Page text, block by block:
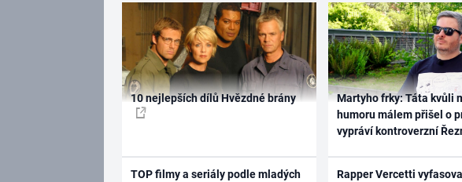
10 nejlepších dílů Hvězdné brány
TOP filmy a seriály podle mladých
Martyho frky: Táta kvůli
humoru málem přišel o
vypráví kontroverzní
Rapper Vercetti